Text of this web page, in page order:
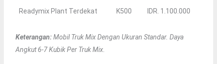
Readymix Plant Terdekat K500 IDR. 1.100.000
Keterangan:Mobil Truk Mix Dengan Ukuran Standar. Daya
Angkut 6-7 Kubik Per Truk Mix.